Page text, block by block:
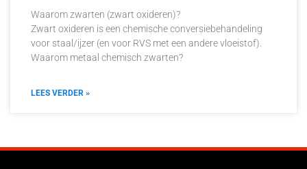
Waarom zwarten (zwart oxideren)?
Zwart oxideren is een chemische conversiebehandeling
voor staal/ijzer (en voor RVS met een andere vloeistof).
Waarom metaal chemisch zwarten?
LEES VERDER »